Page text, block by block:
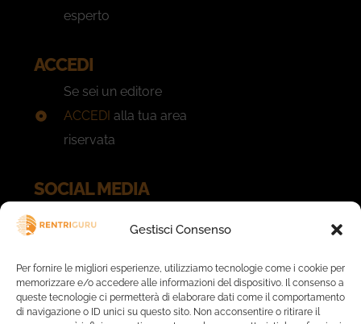
Gestisci Consenso
Per fornire le migliori esperienze, utilizziamo tecnologie come i cookie per
memorizzare e/o accedere alle informazioni del dispositivo. Il consenso a
queste tecnologie ci permetterà di elaborare dati come il comportamento
di navigazione o ID unici su questo sito. Non acconsentire o ritirare il
esperto
ACCEDI
Se sei un editore
ACCEDI alla tua area
riservata
SOCIAL MEDIA
X
LINK UTILI